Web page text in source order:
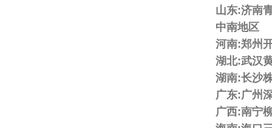
山东:济南
中南地区
河南:郑州
湖北:武汉
湖南:长沙
广东:广州
广西:南宁